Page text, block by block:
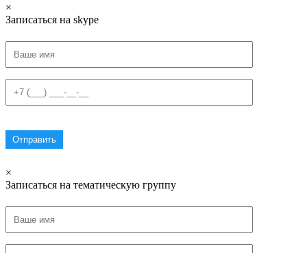
×
Записаться на skype
×
Записаться на тематическую группу